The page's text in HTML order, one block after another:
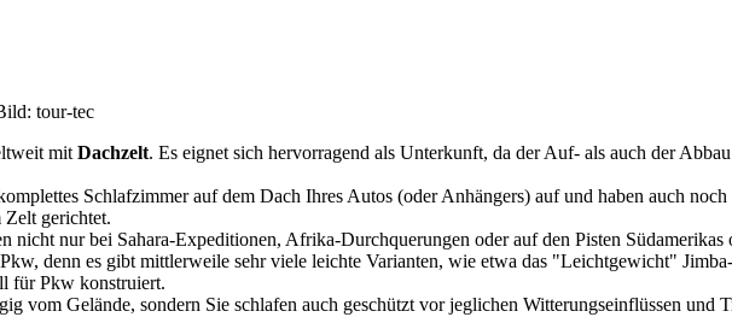
tour-tec
mit Dachzelt. Es eignet sich hervorragend als Unterkunft, da der Auf- als auch der
Schlafzimmer auf dem Dach Ihres Autos (oder Anhängers) auf und haben auch
Zelt gerichtet.
nicht nur bei Sahara-Expeditionen, Afrika-Durchquerungen oder auf den Pisten
denn es gibt mittlerweile sehr viele leichte Varianten, wie etwa das "Leichtgewicht"
für Pkw konstruiert.
vom Gelände, sondern Sie schlafen auch geschützt vor jeglichen Witterungseinflüssen und